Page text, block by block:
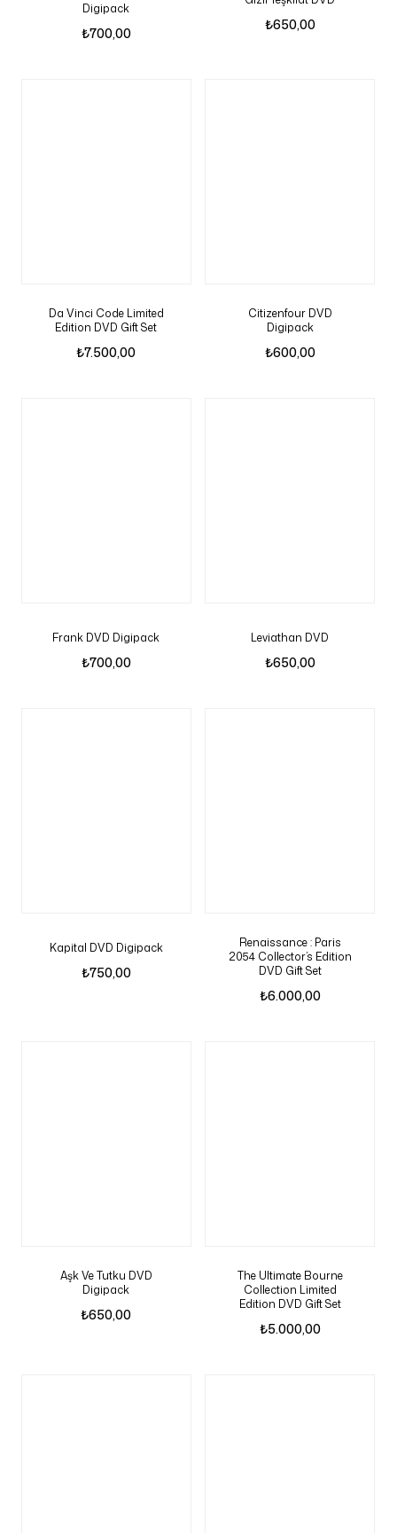
Digipack
₺700,00
₺650,00
Da Vinci Code Limited
Edition DVD Gift Set
₺7.500,00
Citizenfour DVD
Digipack
₺600,00
Frank DVD Digipack
₺700,00
Leviathan DVD
₺650,00
Kapital DVD Digipack
₺750,00
Renaissance : Paris
2054 Collector’s Edition
DVD Gift Set
₺6.000,00
Aşk Ve Tutku DVD
Digipack
₺650,00
The Ultimate Bourne
Collection Limited
Edition DVD Gift Set
₺5.000,00